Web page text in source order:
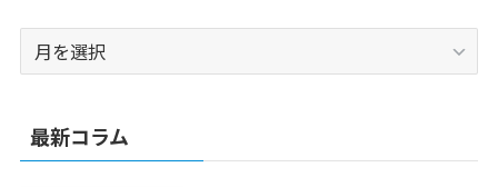
2019
年
ら
外
最新コラム